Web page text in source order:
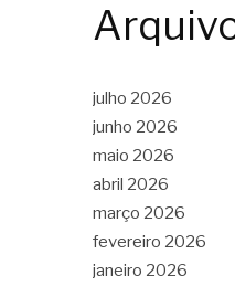
julho 2026
junho 2026
maio 2026
abril 2026
março 2026
fevereiro 2026
janeiro 2026